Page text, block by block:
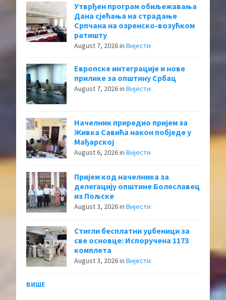
Утврђен програм обиљежавања
Дана сјећања на страдање
Српчана на озренско-возућком
ратишту
August 7, 2026in Вијести
Европске интеграције и нове
прилике за општину Србац
August 7, 2026in Вијести
Начелник приредио пријем за
Живка Савића након побједе у
Мађарској
August 6, 2026in Вијести
Пријем код начелника за
делегацију општине Болеславец
из Пољске
August 3, 2026in Вијести
Стигли бесплатни уџбеници за
све основце: Испоручена 1173
комплета
August 3, 2026in Вијести
ВИШЕ